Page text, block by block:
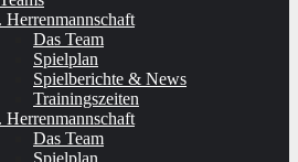
Herrenmannschaft
Das Team
Spielplan
Spielberichte & News
Trainingszeiten
Herrenmannschaft
Das Team
Spielplan